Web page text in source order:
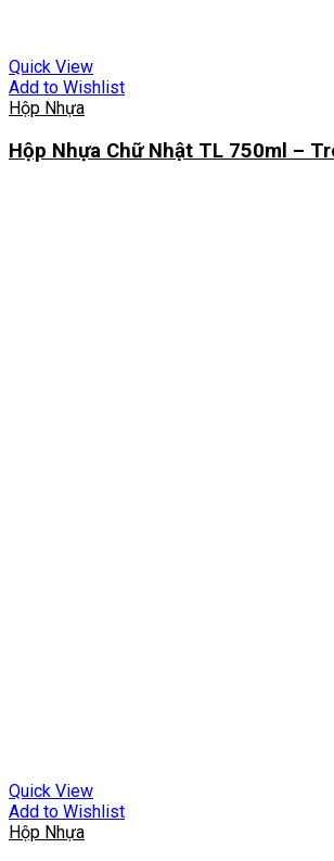
Quick View
Add to Wishlist
Hộp Nhựa
Hộp Nhựa Chữ Nhật TL 750ml –
Quick View
Add to Wishlist
Hộp Nhựa